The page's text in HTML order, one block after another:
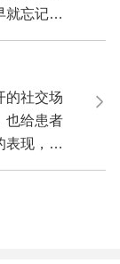
就忘记这
的社交场
也给患者
表现，为